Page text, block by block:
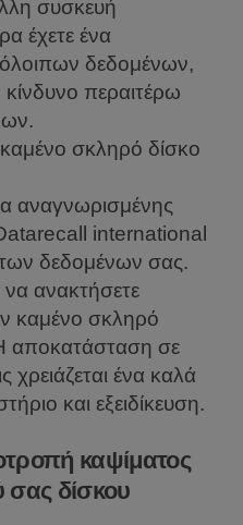
συσκευή
έχετε ένα
δεδομένων,
κίνδυνο περαιτέρω
σκληρό δίσκο
αναγνωρισμένης
international
δεδομένων σας.
ανακτήσετε
καμένο σκληρό
αποκατάσταση σε
χρειάζεται ένα καλά
και εξειδίκευση.
καψίματος
σας δίσκου